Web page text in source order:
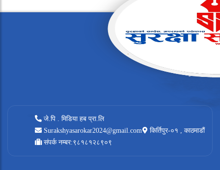
जे.पि . मिडिया हब प्रा.लि
Surakshyasarokar2024@gmail.com
किर्तिपुर-०१ , काठमाडौं
संपर्क नम्बर:९८१८१२८९०९